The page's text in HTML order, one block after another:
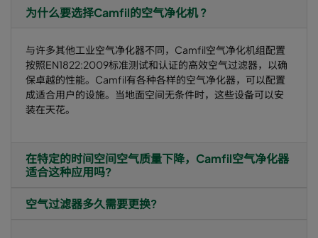
为什么要选择Camfil的空气净化机 ?
与许多其他工业空气净化器不同，Camfil空气净化机组配置
按照EN1822:2009标准测试和认证的高效空气过滤器，以确
保卓越的性能。Camfil有各种各样的空气净化器，可以配置
成适合用户的设施。当地面空间无条件时，这些设备可以安
装在天花。
在特定的时间空间空气质量下降，Camfil空气净化器
适合这种应用吗?
空气过滤器多久需要更换?